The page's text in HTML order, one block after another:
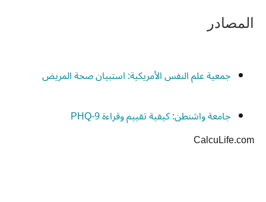
المصادر
جمعية علم النفس الأمريكية: استبيان صحة المريض
جامعة واشنطن: كيفية تقييم وقراءة PHQ-9
CalcuLife.com